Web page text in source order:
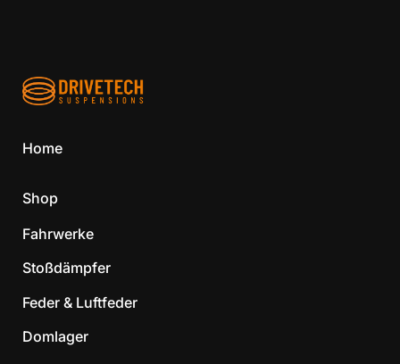
Home
Shop
Fahrwerke
Stoßdämpfer
Feder & Luftfeder
Domlager